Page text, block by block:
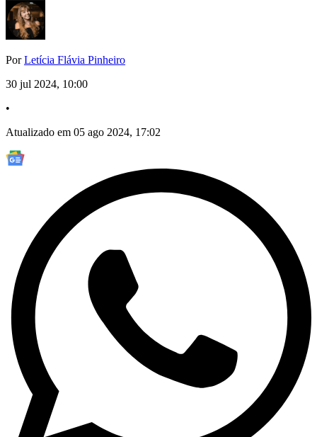
PorLetícia Flávia Pinheiro
30 jul 2024, 10:00
•
Atualizado em 05 ago 2024, 17:02